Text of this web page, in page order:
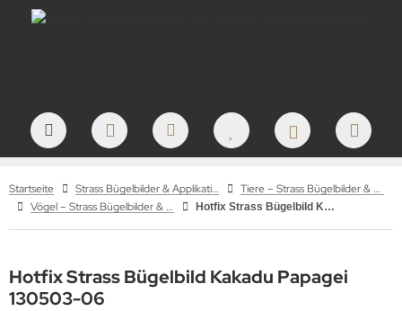
Startseite Strass Bügelbilder & Applikationen zum Aufbügeln
Tiere – Strass Bügelbilder & Motive
Vögel – Strass Bügelbilder & Motive
Hotfix Strass Bügelbild Kakadu Papagei 130503-06
Hotfix Strass Bügelbild Kakadu Papagei
130503-06